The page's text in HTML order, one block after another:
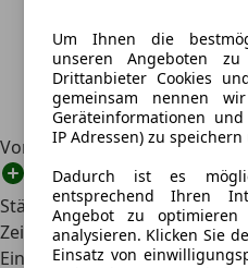
Vor- und Nachteile auf einen
Stärken
Zeitloses DDR-Kultauto mit
Einfache Technik und
Um Ihnen die
unseren Angeboten
Drittanbieter Cookies
gemeinsam nennen
Geräteinformationen
IP Adressen) zu
Dadurch ist es
entsprechend Ihren
Angebot zu
analysieren. Klicken Sie
Einsatz von